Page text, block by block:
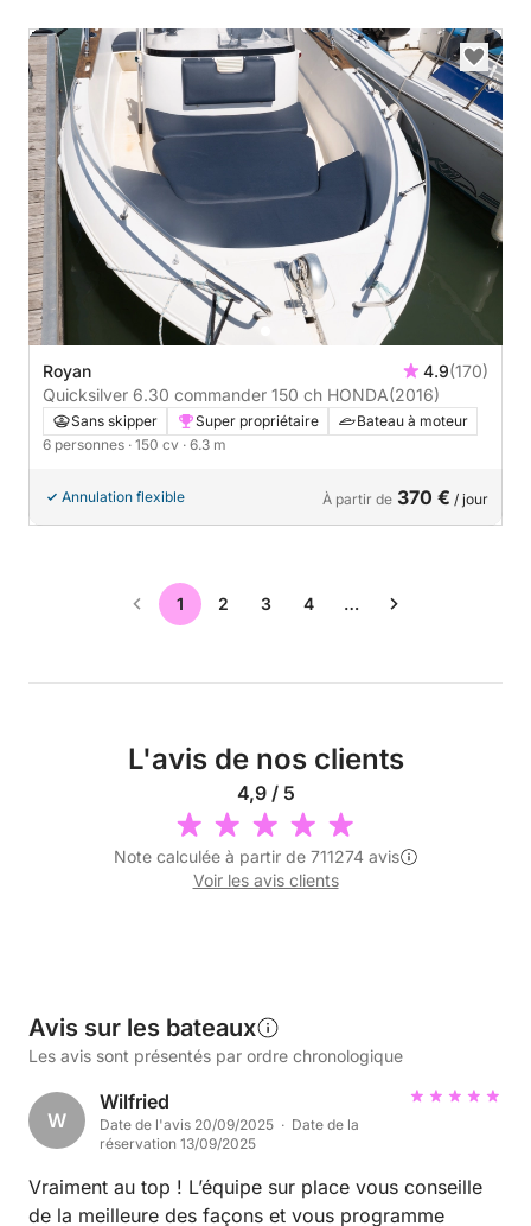
Royan 4.9(170)
Quicksilver 6.30 commander 150 ch HONDA(2016)
Sans skipper Super propriétaire
Bateau à moteur
6 personnes · 150 cv · 6.3 m
Annulation flexible À partir de 370 € / jour
1 2 3 4 …
L'avis de nos clients
4,9 / 5
Note calculée à partir de 711274 avis
Voir les avis clients
Avis sur les bateaux
Les avis sont présentés par ordre chronologique
W
Wilfried
Date de l'avis 20/09/2025 · Date de la
réservation 13/09/2025
Vraiment au top ! L’équipe sur place vous conseille
de la meilleure des façons et vous programme